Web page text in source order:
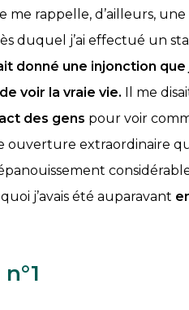
me rappelle, d’ailleurs,
duquel j’ai effectué un
donné une injonction
voir la vraie vie. Il me
des gens pour voir
ouverture extraordinaire
j’avais été auparavant